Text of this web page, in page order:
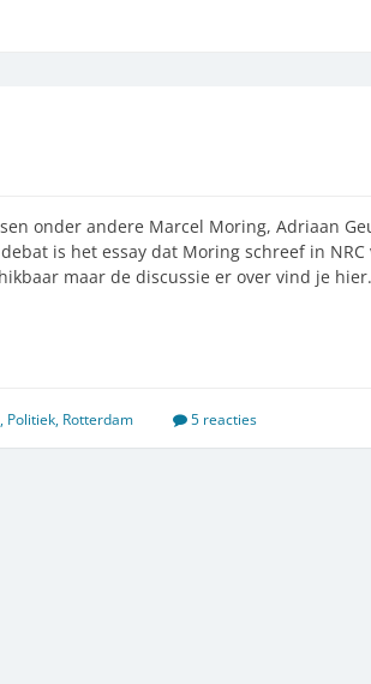
onder andere Marcel Moring, Adriaan
is het essay dat Moring schreef in NRC
maar de discussie er over vind je
, Politiek, Rotterdam 5 reacties